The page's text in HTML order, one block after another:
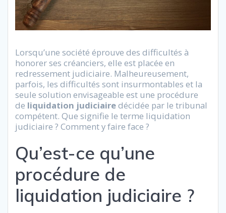
Lorsqu’une société éprouve des difficultés à
honorer ses créanciers, elle est placée en
redressement judiciaire. Malheureusement,
parfois, les difficultés sont insurmontables et la
seule solution envisageable est une procédure
de liquidation judiciairedécidée par le tribunal
compétent. Que signifie le terme liquidation
judiciaire ? Comment y faire face ?
Qu’est-ce qu’une
procédure de
liquidation judiciaire ?